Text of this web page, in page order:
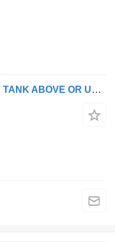
Lions LPG BOBTAIL STORAGE TANK ABOVE OR UNDER GROUND